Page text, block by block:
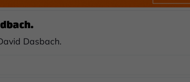
Dasbach.